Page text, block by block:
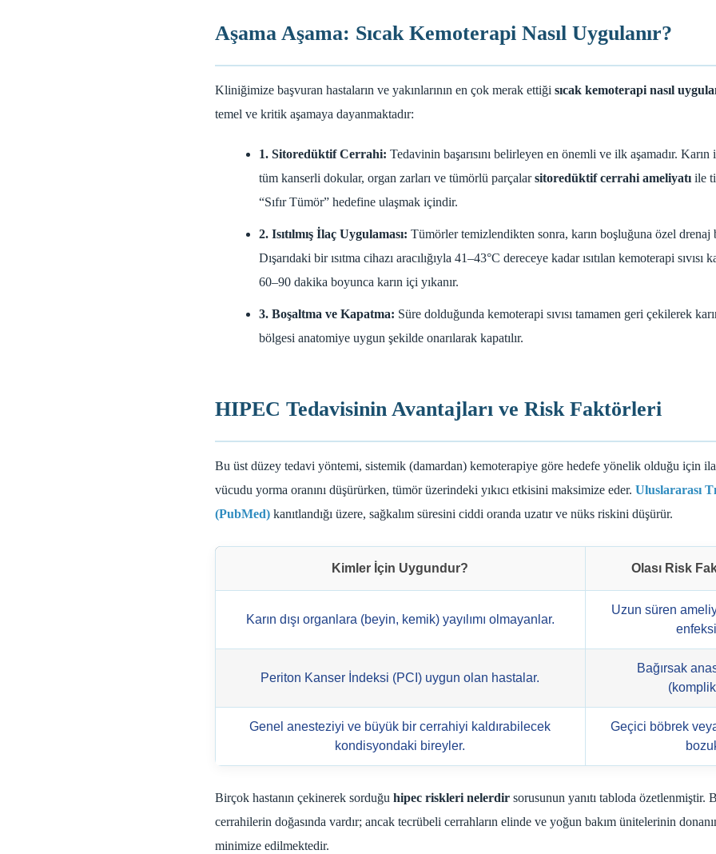
Aşama Aşama: Sıcak Kemoterapi Nasıl Uygulanır?
Kliniğimize başvuran hastaların ve yakınlarının en çok merak ettiği sıcak kemoterapi nasıl
temel ve kritik aşamaya dayanmaktadır:
1. Sitoredüktif Cerrahi: Tedavinin başarısını belirleyen en önemli ve ilk aşamadır.
tüm kanserli dokular, organ zarları ve tümörlü parçalarsitoredüktif cerrahi ameliyatıile
“Sıfır Tümör” hedefine ulaşmak içindir.
2. Isıtılmış İlaç Uygulaması: Tümörler temizlendikten sonra, karın boşluğuna özel drenaj
Dışarıdaki bir ısıtma cihazı aracılığıyla 41–43°C dereceye kadar ısıtılan kemoterapi
60–90 dakika boyunca karın içi yıkanır.
3. Boşaltma ve Kapatma: Süre dolduğunda kemoterapi sıvısı tamamen geri çekilerek
bölgesi anatomiye uygun şekilde onarılarak kapatılır.
HIPEC Tedavisinin Avantajları ve Risk Faktörleri
Bu üst düzey tedavi yöntemi, sistemik (damardan) kemoterapiye göre hedefe yönelik olduğu için
vücudu yorma oranını düşürürken, tümör üzerindeki yıkıcı etkisini maksimize eder. Uluslararası
(PubMed)kanıtlandığı üzere, sağkalım süresini ciddi oranda uzatır ve nüks riskini düşürür.
Kimler İçin Uygundur? Olası Risk
Karın dışı organlara (beyin, kemik) yayılımı olmayanlar.
Uzun süren
Periton Kanser İndeksi (PCI) uygun olan hastalar.
Bağırsak
Genel anesteziyi ve büyük bir cerrahiyi kaldırabilecek
kondisyondaki bireyler.
Geçici böbrek
Birçok hastanın çekinerek sorduğu hipec riskleri nelerdirsorusunun yanıtı tabloda
cerrahilerin doğasında vardır; ancak tecrübeli cerrahların elinde ve yoğun bakım ünitelerinin
minimize edilmektedir.